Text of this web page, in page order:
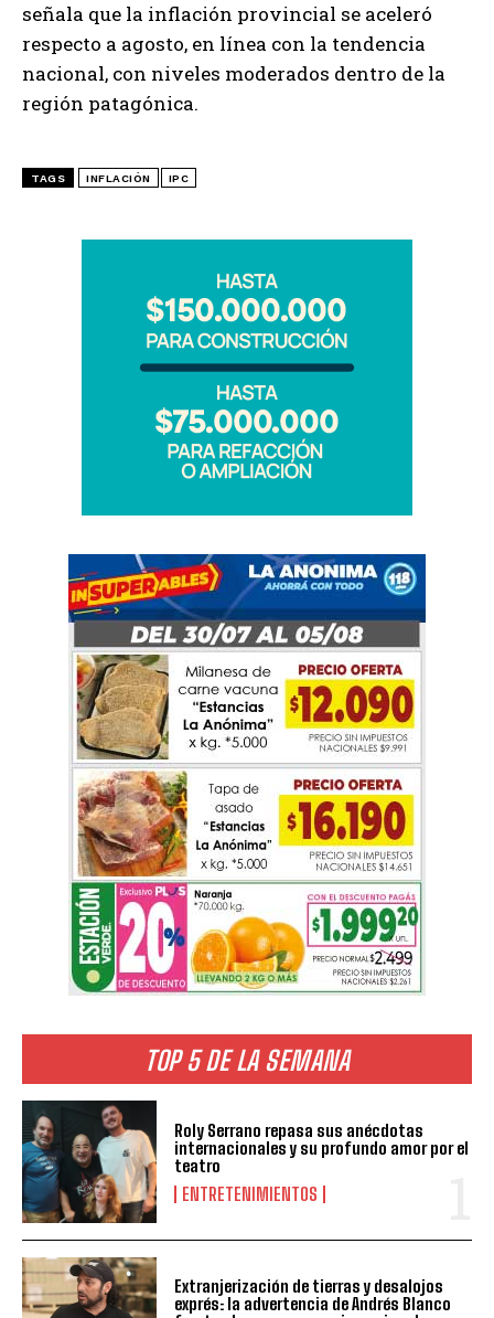
TOP 5 DE LA SEMANA
Roly Serrano repasa sus anécdotas
internacionales y su profundo amor por el
teatro
ENTRETENIMIENTOS
Extranjerización de tierras y desalojos
exprés: la advertencia de Andrés Blanco
señala que la inflación provincial se aceleró
respecto a agosto, en línea con la tendencia
nacional, con niveles moderados dentro de la
región patagónica.
TAGS INFLACIÓN IPC